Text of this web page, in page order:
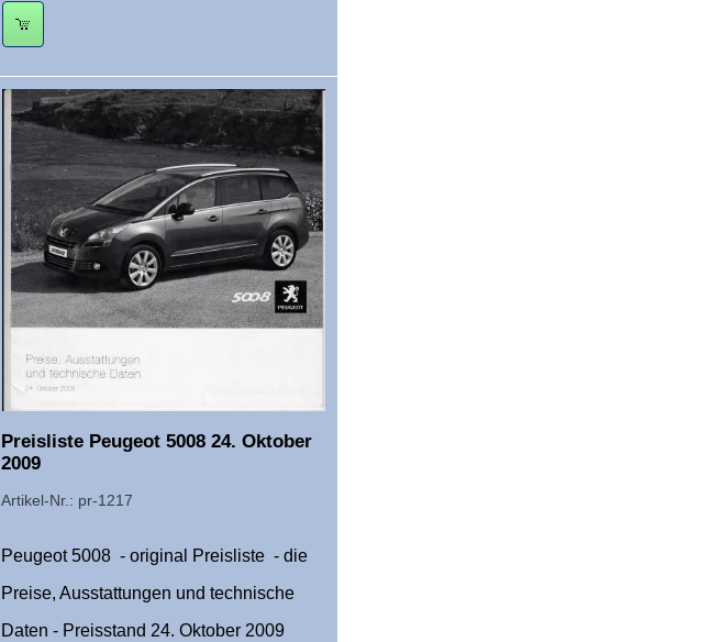
Preisliste Peugeot 5008 24. Oktober
2009
Artikel-Nr.: pr-1217
Peugeot 5008 - original Preisliste - die
Preise, Ausstattungen und technische
Daten - Preisstand 24. Oktober 2009